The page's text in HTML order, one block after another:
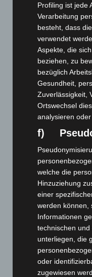
Art.-Nr. 11212-1
tie, pure silk,
smaler width
Price: 5,00 € plus
Art.-Nr. 11213-0
tie, pure silk,
smaler width
Price: 5,00 € plus
Profiling ist jede
Verarbeitung
besteht, dass
verwendet
Aspekte, die
beziehen, zu
bezüglich
Gesundheit,
Zuverlässigkeit,
Ortswechsel
analysieren
f)
welche die
Hinzuziehung
einer
werden können,
Informationen
technischen
unterliegen, die
oder
zugewiesen